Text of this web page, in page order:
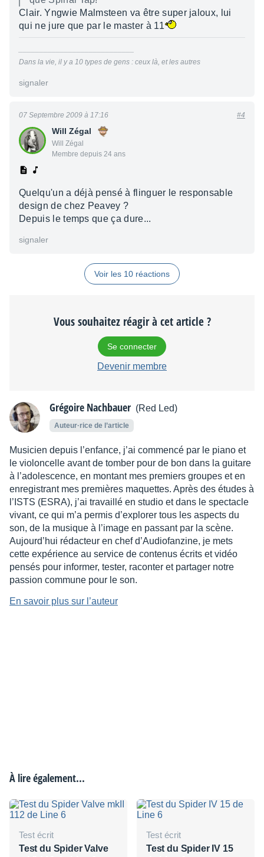
Clair. Yngwie Malmsteen va être super jaloux, lui
qui ne jure que par le master à 11
Dans la vie, il y a 10 types de gens : ceux là, et les autres
signaler
Will Zégal
Will Zégal
Membre depuis 24 ans
07 Septembre 2009 à 17:16 #4
Quelqu'un a déjà pensé à flinguer le responsable
design de chez Peavey ?
Depuis le temps que ça dure...
signaler
Voir les 10 réactions
Vous souhaitez réagir à cet article ?
Se connecter
Devenir membre
Grégoire Nachbauer (Red Led)
Auteur·rice de l’article
Musicien depuis l’enfance, j’ai commencé par le piano et
le violoncelle avant de tomber pour de bon dans la guitare
à l’adolescence, en montant mes premiers groupes et en
enregistrant mes premières maquettes. Après des études à
l’ISTS (ESRA), j’ai travaillé en studio et dans le spectacle
vivant, ce qui m’a permis d’explorer tous les aspects du
son, de la musique à l’image en passant par la scène.
Aujourd’hui rédacteur en chef d’Audiofanzine, je mets
cette expérience au service de contenus écrits et vidéo
pensés pour informer, tester, raconter et partager notre
passion commune pour le son.
En savoir plus sur l’auteur
À lire également...
Test écrit
Test du Spider Valve
Test écrit
Test du Spider IV 15